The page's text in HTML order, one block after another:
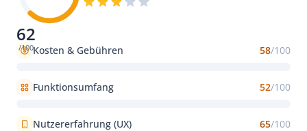
62
/100Kosten & Gebühren 58/100
Funktionsumfang 52/100
Nutzererfahrung (UX) 65/100